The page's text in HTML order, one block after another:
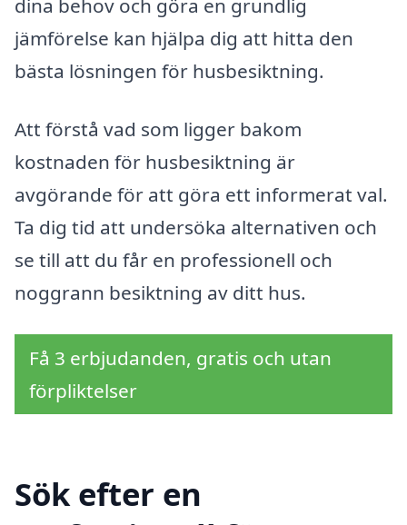
dina behov och göra en grundlig
jämförelse kan hjälpa dig att hitta den
bästa lösningen för husbesiktning.
Att förstå vad som ligger bakom
kostnaden för husbesiktning är
avgörande för att göra ett informerat val.
Ta dig tid att undersöka alternativen och
se till att du får en professionell och
noggrann besiktning av ditt hus.
Få 3 erbjudanden, gratis och utan
förpliktelser
Sök efter en